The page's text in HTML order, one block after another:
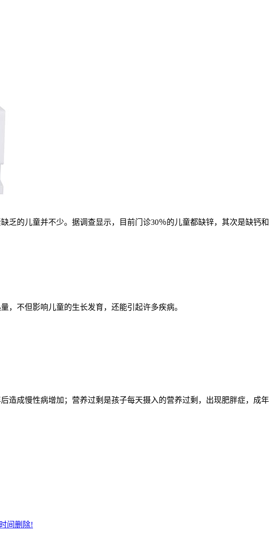
乏的儿童并不少。据调查显示，目前门诊30％的儿童都缺锌，其次是缺钙和
，不但影响儿童的生长发育，还能引起许多疾病。
造成慢性病增加；营养过剩是孩子每天摄入的营养过剩，出现肥胖症，成年
间删除!